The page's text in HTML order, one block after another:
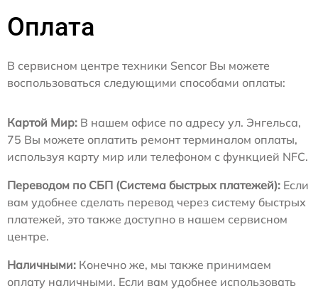
Оплата
В сервисном центре техники Sencor Вы можете
воспользоваться следующими способами оплаты:
Картой Мир: В нашем офисе по адресу ул. Энгельса,
75 Вы можете оплатить ремонт терминалом оплаты,
используя карту мир или телефоном с функцией NFC.
Переводом по СБП (Система быстрых платежей): Если
вам удобнее сделать перевод через систему быстрых
платежей, это также доступно в нашем сервисном
центре.
Наличными: Конечно же, мы также принимаем
оплату наличными. Если вам удобнее использовать